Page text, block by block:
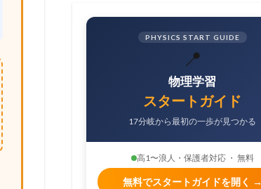
PHYSICS START GUIDE
📍
物理学習
スタートガイド
17分岐から最初の一歩が見つかる
高1〜浪人・保護者対応 ・ 無料
無料でスタートガイドを開く →